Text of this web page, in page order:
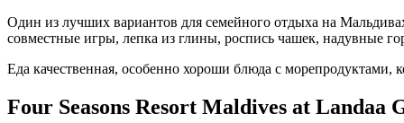
Один из лучших вариантов для семейного отдыха на
совместные игры, лепка из глины, роспись чашек, надувные
Еда качественная, особенно хороши блюда с
Four Seasons Resort Maldives at Landaa